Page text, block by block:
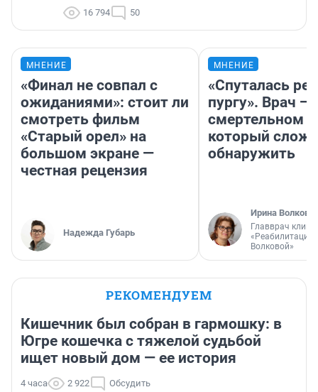
16 794 50
МНЕНИЕ
«Финал не совпал с
ожиданиями»: стоит ли
смотреть фильм
«Старый орел» на
большом экране —
честная рецензия
Надежда Губарь
МНЕНИЕ
«Спуталась
пургу». Врач —
смертельном
который
обнаружить
Ирина Волкова
Главврач
«Реабилитация
Волковой»
РЕКОМЕНДУЕМ
Кишечник был собран в гармошку: в
Югре кошечка с тяжелой судьбой
ищет новый дом — ее история
4 часа 2 922 Обсудить